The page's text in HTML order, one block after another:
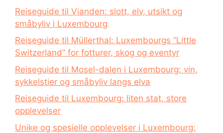
Reiseguide til Vianden: slott, elv, utsikt og
småbyliv i Luxembourg
Reiseguide til Müllerthal: Luxembourgs “Little
Switzerland” for fotturer, skog og eventyr
Reiseguide til Mosel-dalen i Luxembourg: vin,
sykkelstier og småbyliv langs elva
Reiseguide til Luxembourg: liten stat, store
opplevelser
Unike og spesielle opplevelser i Luxembourg: